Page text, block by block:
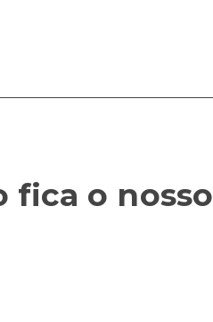
fica o nosso